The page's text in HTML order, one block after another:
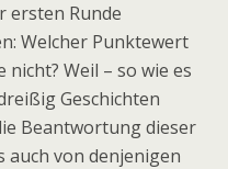
ersten Runde
Welcher Punktewert
Weil – so wie es
Geschichten
Beantwortung dieser
auch von denjenigen